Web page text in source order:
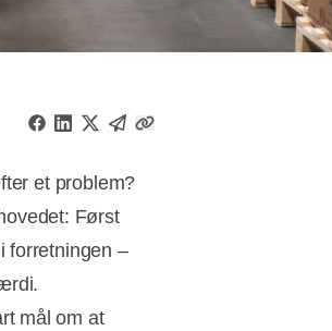
et problem?
Først
forretningen –
mål om at